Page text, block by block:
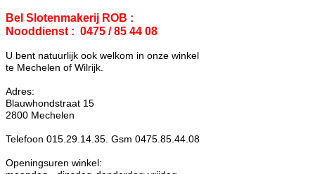
Bel Slotenmakerij ROB :
Nooddienst : 0475 / 85 44 08
U bent natuurlijk ook welkom in onze winkel
te Mechelen of Wilrijk.
Adres:
Blauwhondstraat 15
2800 Mechelen
Telefoon 015.29.14.35. Gsm 0475.85.44.08
Openingsuren winkel: